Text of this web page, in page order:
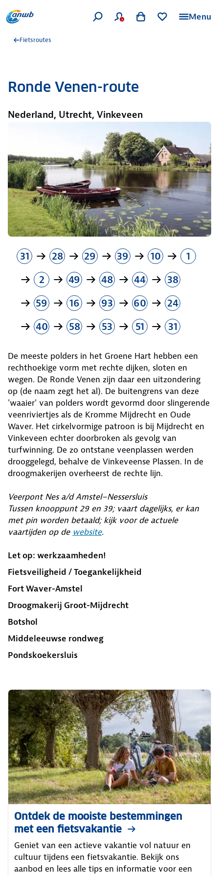
Menu
Fietsroutes
Ronde Venen-route
Nederland, Utrecht, Vinkeveen
31 28 29 39 10
1
2
49 48 44
38
59
16 93 60
24
40
58 53 51 31
De meeste polders in het Groene Hart hebben een
rechthoekige vorm met rechte dijken, sloten en
wegen. De Ronde Venen zijn daar een uitzondering
op (de naam zegt het al). De buitengrens van deze
'waaier' van polders wordt gevormd door slingerende
veenriviertjes als de Kromme Mijdrecht en Oude
Waver. Het cirkelvormige patroon is bij Mijdrecht en
Vinkeveen echter doorbroken als gevolg van
turfwinning. De zo ontstane veenplassen werden
drooggelegd, behalve de Vinkeveense Plassen. In de
droogmakerijen overheerst de rechte lijn.
Veerpont Nes a/d Amstel–Nessersluis
Tussen knooppunt 29 en 39; vaart dagelijks, er kan
met pin worden betaald; kijk voor de actuele
vaartijden op de website.
Let op: werkzaamheden!
Fietsveiligheid / Toegankelijkheid
Fort Waver-Amstel
Droog­makerij Groot-Mijdrecht
Botshol
Middeleeuwse rond­weg
Ponds­koekersluis
Ontdek de mooiste bestemmingen
met een fietsvakantie
Geniet van een actieve vakantie vol natuur en
cultuur tijdens een fietsvakantie. Bekijk ons
aanbod en lees alle tips en informatie voor een